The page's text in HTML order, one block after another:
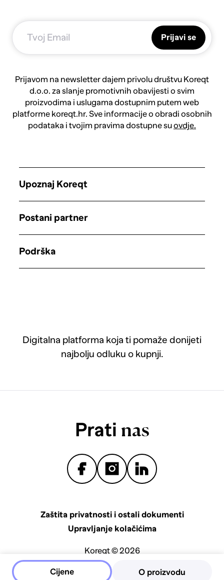
Cijene
Prijavi se
Prijavom na newsletter dajem privolu društvu Koreqt
d.o.o. za slanje promotivnih obavijesti o svim
proizvodima i uslugama dostupnim putem web
platforme koreqt.hr. Sve informacije o obradi osobnih
podataka i tvojim pravima dostupne suovdje.
Digitalna platforma koja ti pomaže donijeti
najbolju odluku o kupnji.
Upoznaj Koreqt
Postani partner
Podrška
Prati nas
Zaštita privatnosti i ostali dokumenti
Upravljanje kolačićima
Koreqt © 2026